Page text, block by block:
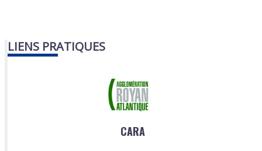
LIENS PRATIQUES
CARA